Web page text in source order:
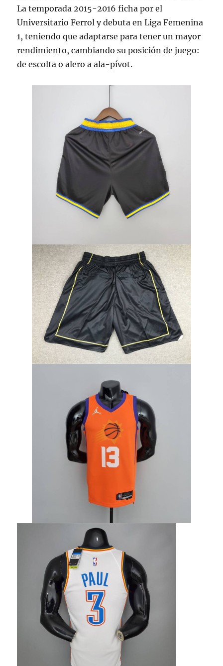
La temporada 2015-2016 ficha por el
Universitario Ferrol y debuta en Liga Femenina
1, teniendo que adaptarse para tener un mayor
rendimiento, cambiando su posición de juego:
de escolta o alero a ala-pívot.